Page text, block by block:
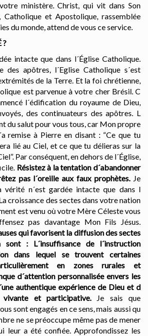
ministère. Christ, qui vit dans Son
Catholique et Apostolique, rassemblée
du monde, attend de vous ce service.
?
intacte que dans l´Église Catholique.
des apôtres, l´Eglise Catholique s´est
de la Terre. Et la foi chrétienne,
est parvenue à votre cher Brésil. C
l´édification du royaume de Dieu,
des continuateurs des apôtres. L
du salut pour vous tous, car Mon propre
remise à Pierre en disant : “Ce que tu
lié au Ciel, et ce que tu délieras sur la
Par conséquent, en dehors de l´Église,
Résistez à la tentation d´abandonner
pas l´oreille aux faux prophètes.Je
vérité n´est gardée intacte que dans l
croissance des sectes dans votre nation
est venu où votre Mère Céleste vous
pas davantage Mon Fils Jésus.
qui favorisent la diffusion des sectes
: L´insuffisance de l´instruction
dans lequel se trouvent certaines
en zones rurales et
d´attention personnalisée envers les
authentique expérience de Dieu et d
vivante et participative. Je sais que
sont engagés en ce sens, mais aussi qu
ne se préoccupe même pas de mener
leur a été confiée. Approfondissez les